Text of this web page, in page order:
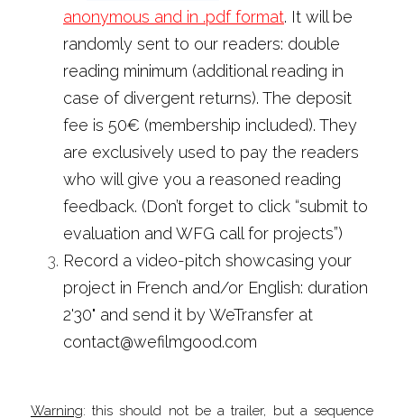
anonymous and in .pdf format. It will be
randomly sent to our readers: double
reading minimum (additional reading in
case of divergent returns). The deposit
fee is 50€ (membership included). They
are exclusively used to pay the readers
who will give you a reasoned reading
feedback. (Don’t forget to click “submit to
evaluation and WFG call for projects”)
Record a video-pitch showcasing your
project in French and/or English: duration
2'30" and send it by WeTransfer at
contact@wefilmgood.com
Warning: this should not be a trailer, but a sequence